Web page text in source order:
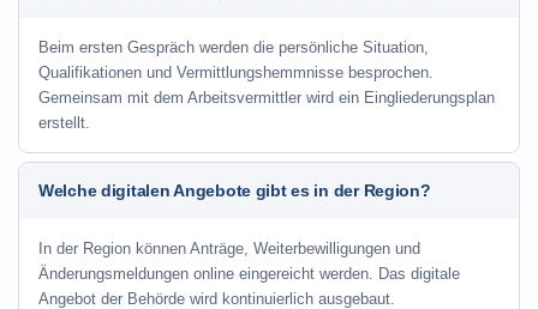
Beim ersten Gespräch werden die persönliche Situation,
Qualifikationen und Vermittlungshemmnisse besprochen.
Gemeinsam mit dem Arbeitsvermittler wird ein Eingliederungsplan
erstellt.
Welche digitalen Angebote gibt es in der Region?
In der Region können Anträge, Weiterbewilligungen und
Änderungsmeldungen online eingereicht werden. Das digitale
Angebot der Behörde wird kontinuierlich ausgebaut.